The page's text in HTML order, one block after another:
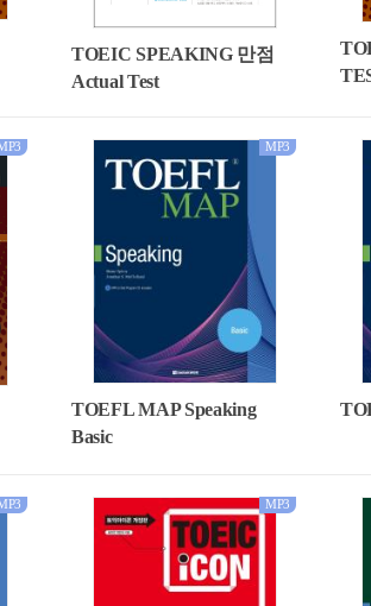
TOEIC SPEAKING 만점
Actual Test
MP3
TOEFL MAP Speaking
Basic
MP3